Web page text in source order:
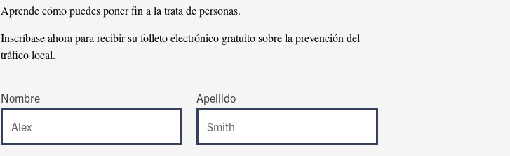
Aprende cómo puedes poner fin a la trata de personas.
Inscríbase ahora para recibir su folleto electrónico gratuito sobre la prevención del
tráfico local.
Nombre Apellido